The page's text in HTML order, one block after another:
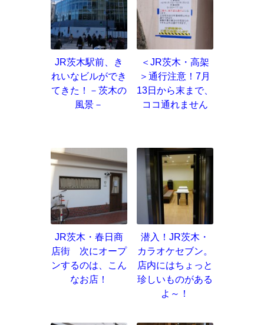
JR茨木駅前、き
れいなビルができ
てきた！－茨木の
風景－
＜JR茨木・高架
＞通行注意！7月
13日から末まで、
ココ通れません
JR茨木・春日商
店街 次にオープ
ンするのは、こん
なお店！
潜入！JR茨木・
カラオケセブン。
店内にはちょっと
珍しいものがある
よ～！